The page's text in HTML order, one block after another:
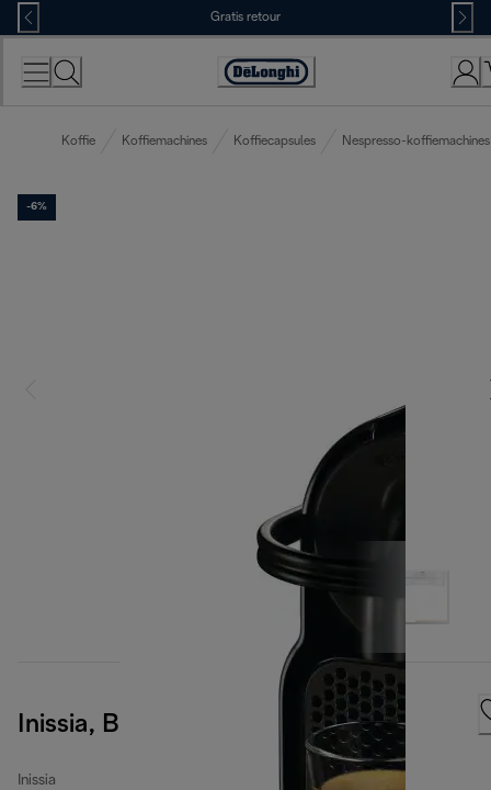
Skip
to
Content
Gratis retour
Accessibility
Koffie Koffiemachines Koffiecapsules Nespresso-koffiemachines
-6%
Inissia, Black
Inissia